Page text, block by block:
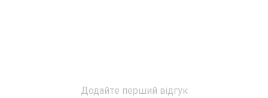
Додайте перший відгук